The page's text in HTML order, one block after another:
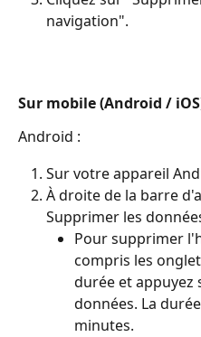
navigation".
Sur mobile (Android /
Android :
Sur votre appareil
À droite de la barre
Supprimer les
Pour supprimer
compris les
durée et appuyez
données. La
minutes.